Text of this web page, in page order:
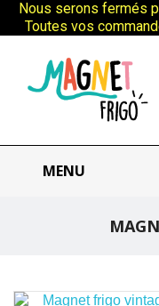
Nous serons fermés
Toutes vos
MENU